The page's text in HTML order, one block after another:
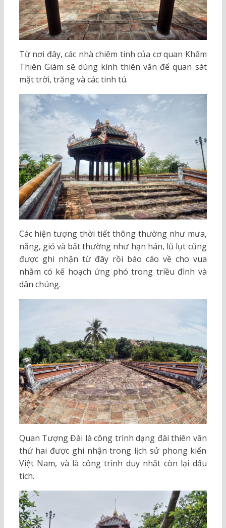
Từ nơi đây, các nhà chiêm tinh của cơ quan Khâm
Thiên Giám sẽ dùng kính thiên văn để quan sát
mặt trời, trăng và các tinh tú.
Các hiện tượng thời tiết thông thường như mưa,
nắng, gió và bất thường như hạn hán, lũ lụt cũng
được ghi nhận từ đây rồi báo cáo về cho vua
nhằm có kế hoạch ứng phó trong triều đình và
dân chúng.
Quan Tượng Đài là công trình dạng đài thiên văn
thứ hai được ghi nhận trong lịch sử phong kiến
Việt Nam, và là công trình duy nhất còn lại dấu
tích.